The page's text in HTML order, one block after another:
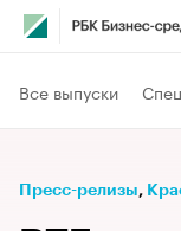
Все выпуски
Пресс-релизы⁠,